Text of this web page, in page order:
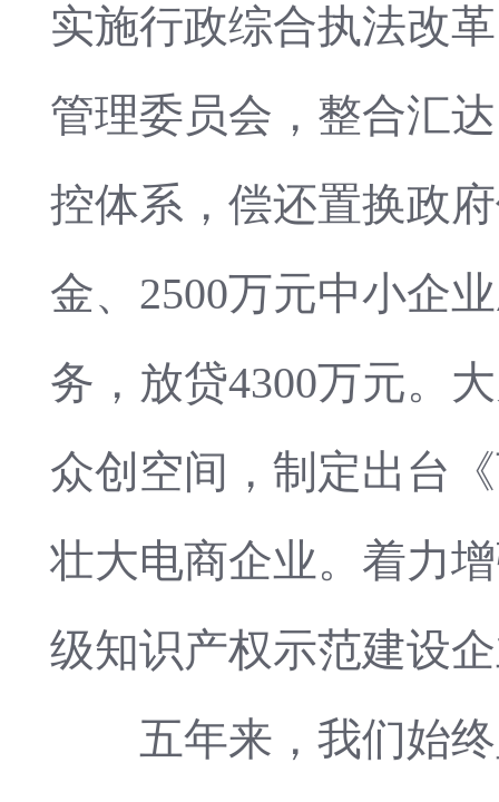
实施行政综合执法改
管理委员会，整合汇
控体系，偿还置换政
金、2500万元中小企
务，放贷4300万元。
众创空间，制定出台
壮大电商企业。着力
级知识产权示范建设
五年来，我们始终